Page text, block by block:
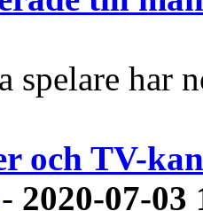
spelare har
och TV-
- 2020-07-03